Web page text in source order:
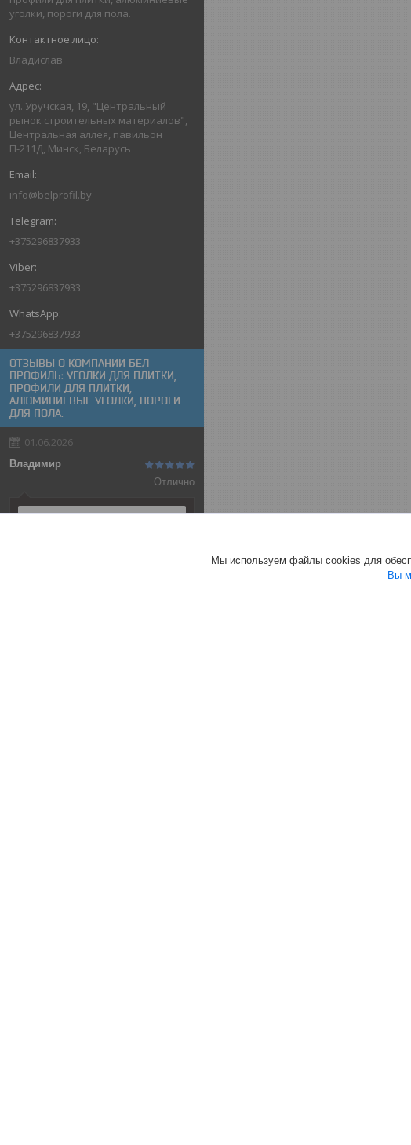
уголки, пороги для пола.
Владислав
ул. Уручская, 19, "Центральный
рынок строительных материалов",
Центральная аллея, павильон
П-211Д, Минск, Беларусь
info@belprofil.by
+375296837933
+375296837933
+375296837933
ОТЗЫВЫ О КОМПАНИИ БЕЛ
ПРОФИЛЬ: УГОЛКИ ДЛЯ ПЛИТКИ,
ПРОФИЛИ ДЛЯ ПЛИТКИ,
АЛЮМИНИЕВЫЕ УГОЛКИ, ПОРОГИ
ДЛЯ ПОЛА.
01.06.2026
Владимир
Отлично
Мы используем файлы cookies для
Вы